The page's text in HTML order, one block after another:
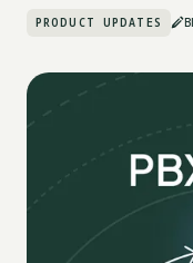
PRODUCT UPDATES